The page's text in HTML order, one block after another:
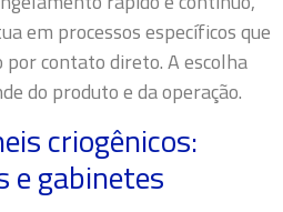
em processos específicos que
contato direto. A escolha
do produto e da operação.
criogênicos:
e gabinetes